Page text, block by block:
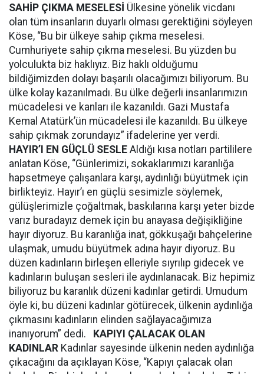
SAHİP ÇIKMA MESELESİ Ülkesine yönelik vicdanı
olan tüm insanların duyarlı olması gerektiğini söyleyen
Köse, “Bu bir ülkeye sahip çıkma meselesi.
Cumhuriyete sahip çıkma meselesi. Bu yüzden bu
yolculukta biz haklıyız. Biz haklı olduğumu
bildiğimizden dolayı başarılı olacağımızı biliyorum. Bu
ülke kolay kazanılmadı. Bu ülke değerli insanlarımızın
mücadelesi ve kanları ile kazanıldı. Gazi Mustafa
Kemal Atatürk’ün mücadelesi ile kazanıldı. Bu ülkeye
sahip çıkmak zorundayız” ifadelerine yer verdi.
HAYIR’I EN GÜÇLÜ SESLE Aldığı kısa notları partililere
anlatan Köse, “Günlerimizi, sokaklarımızı karanlığa
hapsetmeye çalışanlara karşı, aydınlığı büyütmek için
birlikteyiz. Hayır’ı en güçlü sesimizle söylemek,
gülüşlerimizle çoğaltmak, baskılarına karşı yeter bizde
varız buradayız demek için bu anayasa değişikliğine
hayır diyoruz. Bu karanlığa inat, gökkuşağı bahçelerine
ulaşmak, umudu büyütmek adına hayır diyoruz. Bu
düzen kadınların birleşen elleriyle sıyrılıp gidecek ve
kadınların buluşan sesleri ile aydınlanacak. Biz hepimiz
biliyoruz bu karanlık düzeni kadınlar getirdi. Umudum
öyle ki, bu düzeni kadınlar götürecek, ülkenin aydınlığa
çıkmasını kadınların elinden sağlayacağımıza
inanıyorum” dedi.
KAPIYI ÇALACAK OLAN
KADINLAR Kadınlar sayesinde ülkenin neden aydınlığa
çıkacağını da açıklayan Köse, “Kapıyı çalacak olan